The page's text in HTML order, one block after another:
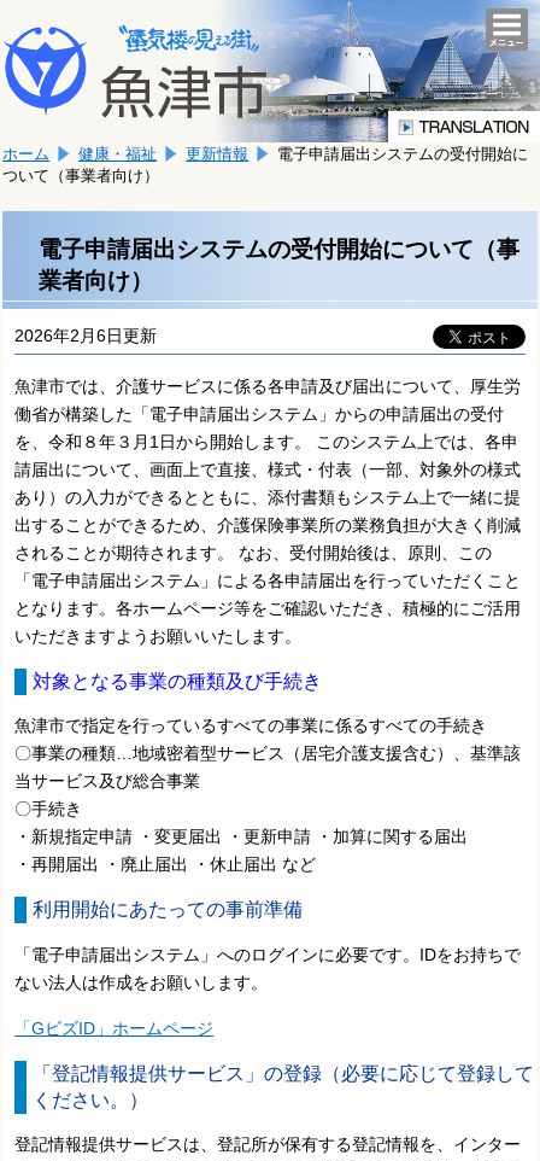
文
へ
移
ま
す。
こ
か
文
で
す。
ホーム 健康・福祉 更新情報
電子申請届出システムの受付開始に
ついて（事業者向け）
電子申請届出システムの受付開始について（事
業者向け）
2026年2月6日更新
魚津市では、介護サービスに係る各申請及び届出について、厚生労
働省が構築した「電子申請届出システム」からの申請届出の受付
を、令和８年３月1日から開始します。 このシステム上では、各申
請届出について、画面上で直接、様式・付表（一部、対象外の様式
あり）の入力ができるとともに、添付書類もシステム上で一緒に提
出することができるため、介護保険事業所の業務負担が大きく削減
されることが期待されます。 なお、受付開始後は、原則、この
「電子申請届出システム」による各申請届出を行っていただくこと
となります。各ホームページ等をご確認いただき、積極的にご活用
いただきますようお願いいたします。
対象となる事業の種類及び手続き
魚津市で指定を行っているすべての事業に係るすべての手続き
〇事業の種類…地域密着型サービス（居宅介護支援含む）、基準該
当サービス及び総合事業
〇手続き
・新規指定申請 ・変更届出 ・更新申請 ・加算に関する届出
・再開届出 ・廃止届出 ・休止届出 など
利用開始にあたっての事前準備
「電子申請届出システム」へのログインに必要です。IDをお持ちで
ない法人は作成をお願いします。
「GビズID」ホームページ
「登記情報提供サービス」の登録（必要に応じて登録して
ください。）
登記情報提供サービスは、登記所が保有する登記情報を、インター